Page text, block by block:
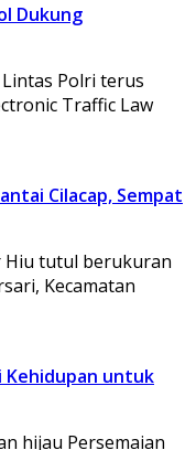
Dukung
Polri terus
Traffic Law
Cilacap, Sempat
Hiu tutul berukuran
Kecamatan
Kehidupan untuk
hijau Persemaian